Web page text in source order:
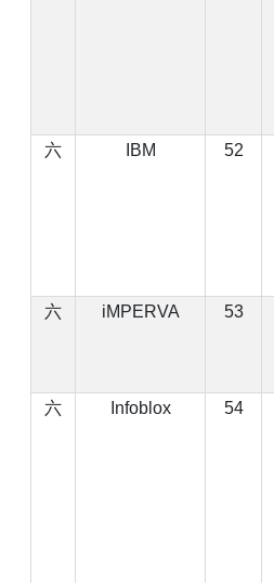
六 IBM 52
六 iMPERVA 53
六 Infoblox 54